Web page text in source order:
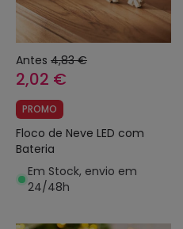
Antes 4,83 €
2,02 €
PROMO
Floco de Neve LED com
Bateria
Em Stock, envio em
24/48h